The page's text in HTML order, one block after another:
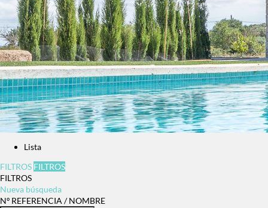
Lista
FILTROS FILTROS
FILTROS
Nueva búsqueda
Nº REFERENCIA / NOMBRE